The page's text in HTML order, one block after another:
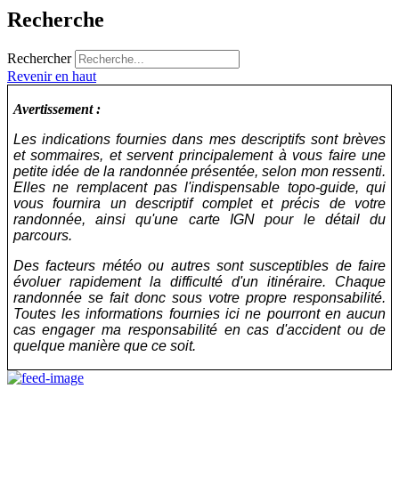
Recherche
Rechercher
Revenir en haut
Avertissement :
Les indications fournies dans mes descriptifs sont brèves
et sommaires, et servent principalement à vous faire une
petite idée de la randonnée présentée, selon mon ressenti.
Elles ne remplacent pas l'indispensable topo-guide, qui
vous fournira un descriptif complet et précis de votre
randonnée, ainsi qu'une carte IGN pour le détail du
parcours.
Des facteurs météo ou autres sont susceptibles de faire
évoluer rapidement la difficulté d'un itinéraire. Chaque
randonnée se fait donc sous votre propre responsabilité.
Toutes les informations fournies ici ne pourront en aucun
cas engager ma responsabilité en cas d'accident ou de
quelque manière que ce soit.